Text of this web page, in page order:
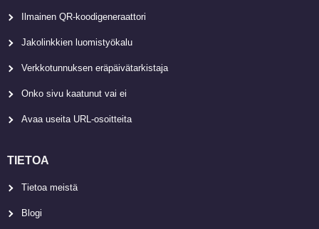
Ilmainen QR-koodigeneraattori
Jakolinkkien luomistyökalu
Verkkotunnuksen eräpäivätarkistaja
Onko sivu kaatunut vai ei
Avaa useita URL-osoitteita
TIETOA
Tietoa meistä
Blogi